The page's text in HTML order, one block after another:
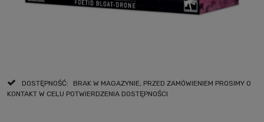
DOSTĘPNOŚĆ:
BRAK W MAGAZYNIE, PRZED ZAMÓWIENIEM PROSIMY O
KONTAKT W CELU POTWIERDZENIA DOSTĘPNOŚCI